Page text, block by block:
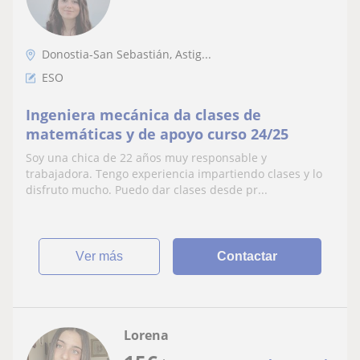
Donostia-San Sebastián, Astig...
ESO
Ingeniera mecánica da clases de
matemáticas y de apoyo curso 24/25
Soy una chica de 22 años muy responsable y
trabajadora. Tengo experiencia impartiendo clases y lo
disfruto mucho. Puedo dar clases desde pr...
ver más Contactar
Lorena